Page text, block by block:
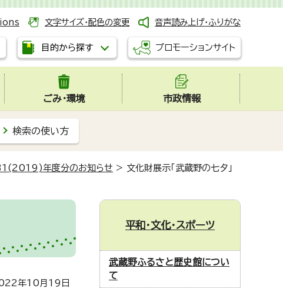
文字サイズ・配色の変更 音声読み上げ・ふりがな
目的から探す プロモーションサイト
ごみ・環境 市政情報
検索の使い方
年度分のお知らせ > 文化財展示「武蔵野の七夕」
年10月19日
平和・文化・スポーツ
武蔵野ふるさと歴史館につい
て